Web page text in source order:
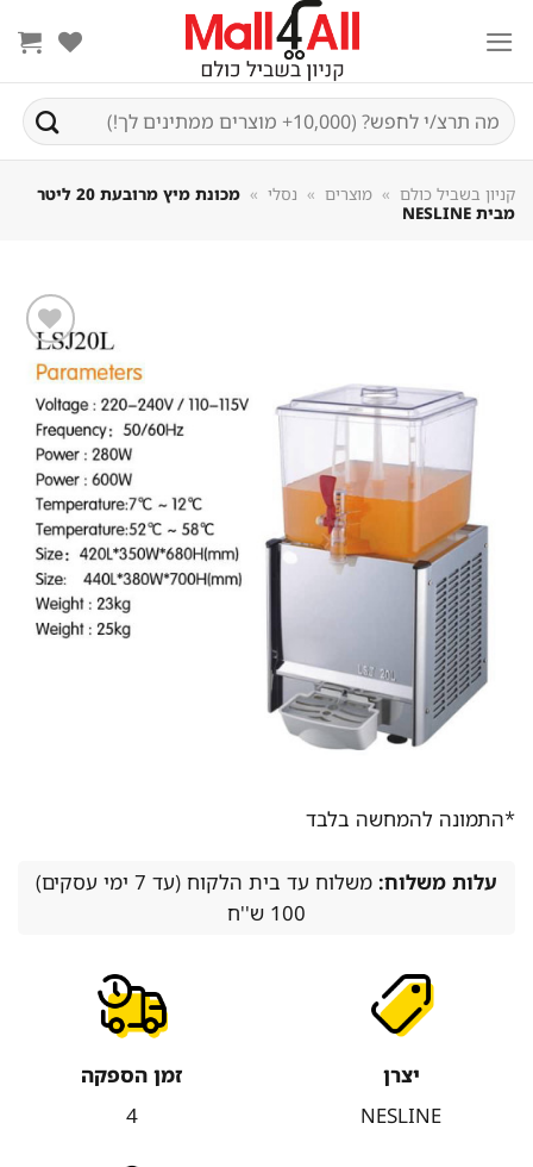
חיפוש
עבור:
קניון בשביל כולם » מוצרים » נסלי »
מכונת מיץ מרובעת 20 ליטר
מבית NESLINE
שמור
מוצר
במועדפים
*התמונה להמחשה בלבד
עלות משלוח:
משלוח עד בית הלקוח (עד 7 ימי עסקים)
100 ש''ח
יצרן
NESLINE
זמן הספקה